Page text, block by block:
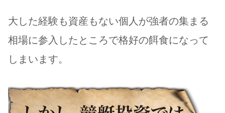
大した経験も資産もない個人が強者の集まる
相場に参入したところで格好の餌食になって
しまいます。